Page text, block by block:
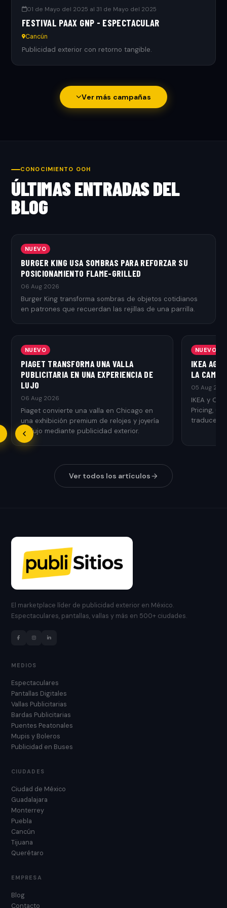
01 de Mayo del 2025 al 31 de Mayo del 2025
FESTIVAL PAAX GNP - ESPECTACULAR
Cancún
Publicidad exterior con retorno tangible.
Ver más campañas
CONOCIMIENTO OOH
ÚLTIMAS ENTRADAS DEL
BLOG
NUEVO
BURGER KING USA SOMBRAS PARA REFORZAR SU
POSICIONAMIENTO FLAME-GRILLED
06 Aug 2026
Burger King transforma sombras de objetos cotidianos
en patrones que recuerdan las rejillas de una parrilla.
NUEVO
PIAGET TRANSFORMA UNA VALLA
PUBLICITARIA EN UNA EXPERIENCIA DE
LUJO
06 Aug 2026
Piaget convierte una valla en Chicago en
una exhibición premium de relojes y joyería
de lujo mediante publicidad exterior.
NUEVO
IKEA
LA
05 Aug
IKEA y
Pricing,
traduce el
Ver todos los artículos
El marketplace líder de publicidad exterior en México.
Espectaculares, pantallas, vallas y más en 500+ ciudades.
MEDIOS
Espectaculares
Pantallas Digitales
Vallas Publicitarias
Bardas Publicitarias
Puentes Peatonales
Mupis y Boleros
Publicidad en Buses
CIUDADES
Ciudad de México
Guadalajara
Monterrey
Puebla
Cancún
Tijuana
Querétaro
EMPRESA
Blog
Contacto